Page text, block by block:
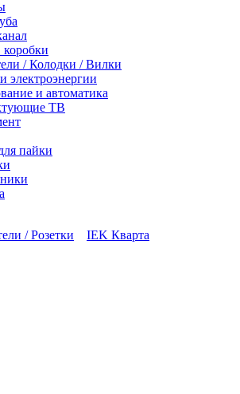
коробки
/ Колодки / Вилки
электроэнергии
и автоматика
ТВ
пайки
/ Розетки IEK Кварта